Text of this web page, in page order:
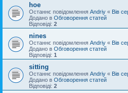
hoe
Останнє повідомлення Andriy « Вів
Додано в Обговорення статей
Відповіді: 2
nines
Останнє повідомлення Andriy « Вів
Додано в Обговорення статей
Відповіді: 1
sitting
Останнє повідомлення Andriy « Вів
Додано в Обговорення статей
Відповіді: 2